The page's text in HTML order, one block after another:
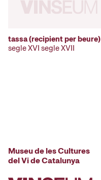
tassa (recipient per beure)
segle XVI segle XVII
Museu de les Cultures
del Vi de Catalunya